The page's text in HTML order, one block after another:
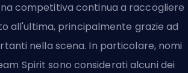
competitiva continua a raccogliere
all'ultima, principalmente grazie ad
nella scena. In particolare, nomi
Spirit sono considerati alcuni dei